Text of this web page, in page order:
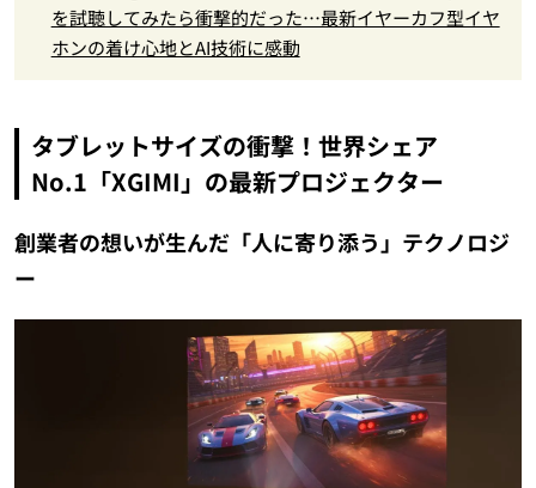
を試聴してみたら衝撃的だった…最新イヤーカフ型イヤ
ホンの着け心地とAI技術に感動
タブレットサイズの衝撃！世界シェア
No.1「XGIMI」の最新プロジェクター
創業者の想いが生んだ「人に寄り添う」テクノロジ
ー